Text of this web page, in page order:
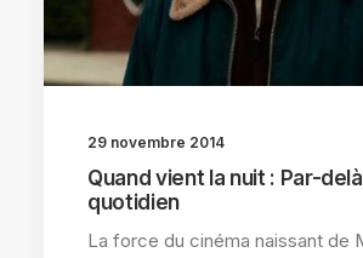
29 novembre 2014
Quand vient la nuit : Par-
quotidien
La force du cinéma naissant de